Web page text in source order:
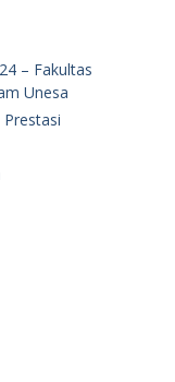
– Fakultas
Unesa